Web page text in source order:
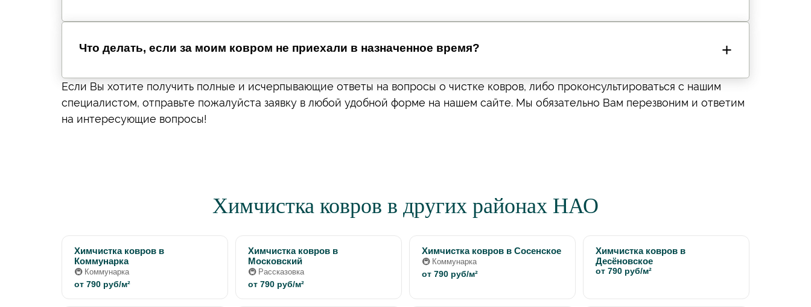
Что делать, если за моим ковром не приехали в назначенное время?
Если Вы хотите получить полные и исчерпывающие ответы на вопросы о чистке ковров, либо проконсультироваться с нашим
специалистом, отправьте пожалуйста заявку в любой удобной форме на нашем сайте. Мы обязательно Вам перезвоним и ответим
на интересующие вопросы!
Химчистка ковров в других районах НАО
Химчистка ковров в
Коммунарка
🚇 Коммунарка
от 790 руб/м²
Химчистка ковров в
Московский
🚇 Рассказовка
от 790 руб/м²
Химчистка ковров в Сосенское
🚇 Коммунарка
от 790 руб/м²
Химчистка ковров в
Десёновское
от 790 руб/м²